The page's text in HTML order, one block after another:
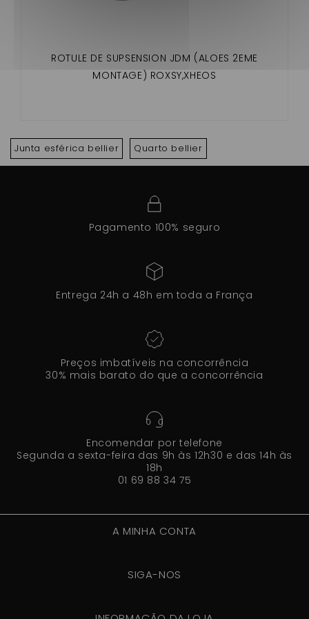
ROTULE DE SUPSENSION JDM (ALOES 2EME
MONTAGE) ROXSY,XHEOS
Junta esférica bellier Quarto bellier
Pagamento 100% seguro
Entrega 24h a 48h em toda a França
Preços imbatíveis na concorrência
30% mais barato do que a concorrência
Encomendar por telefone
Segunda a sexta-feira das 9h às 12h30 e das 14h às
18h
01 69 88 34 75
A MINHA CONTA
SIGA-NOS